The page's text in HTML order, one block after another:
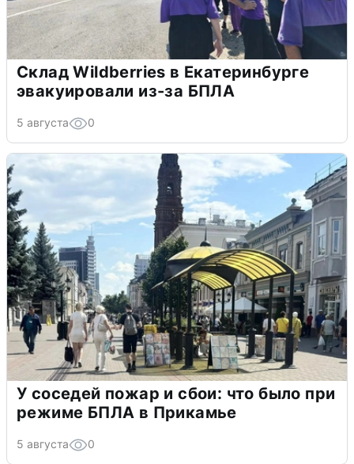
Склад Wildberries в Екатеринбурге
эвакуировали из-за БПЛА
5 августа 0
У соседей пожар и сбои: что было при
режиме БПЛА в Прикамье
5 августа 0